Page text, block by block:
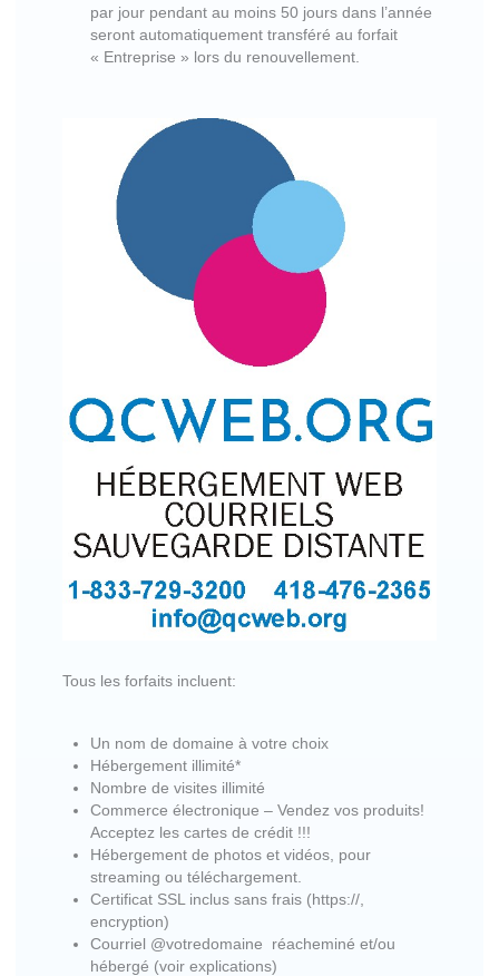
par jour pendant au moins 50 jours dans l’année
seront automatiquement transféré au forfait
« Entreprise » lors du renouvellement.
Tous les forfaits incluent:
Un nom de domaine à votre choix
Hébergement illimité*
Nombre de visites illimité
Commerce électronique – Vendez vos produits!
Acceptez les cartes de crédit !!!
Hébergement de photos et vidéos, pour
streaming ou téléchargement.
Certificat SSL inclus sans frais (https://,
encryption)
Courriel @votredomaine réacheminé et/ou
hébergé (voir explications)